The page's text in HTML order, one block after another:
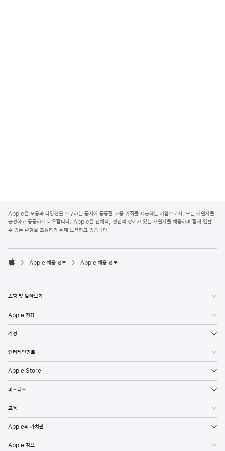
p
p
l
o
e
Apple은 포용과 다양성을 추구하는 동시에 동등한 고용 기회를 제공하는 기업으로서, 모든 지원자를
공정하고 동등하게 대우합니다. Apple은 신체적, 정신적 장애가 있는 지원자를 채용하며 함께 일할
수 있는 환경을 조성하기 위해 노력하고 있습니다.

p
l
Apple 채용 정보 Apple 채용 정보
쇼핑 및 알아보기
Apple 지갑
계정
엔터테인먼트
Apple Store
비즈니스
교육
Apple의 가치관
Apple 정보